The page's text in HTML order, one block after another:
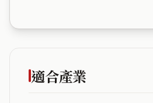
適合產業